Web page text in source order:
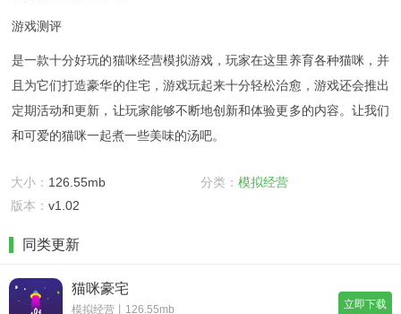
游戏测评
是一款十分好玩的猫咪经营模拟游戏，玩家在这里养育各种猫咪，并
且为它们打造豪华的住宅，游戏玩起来十分轻松治愈，游戏还会推出
定期活动和更新，让玩家能够不断地创新和体验更多的内容。让我们
和可爱的猫咪一起煮一些美味的汤吧。
大小： 126.55mb 分类： 模拟经营
版本： v1.02
同类更新
猫咪豪宅
模拟经营丨126.55mb
立即下载